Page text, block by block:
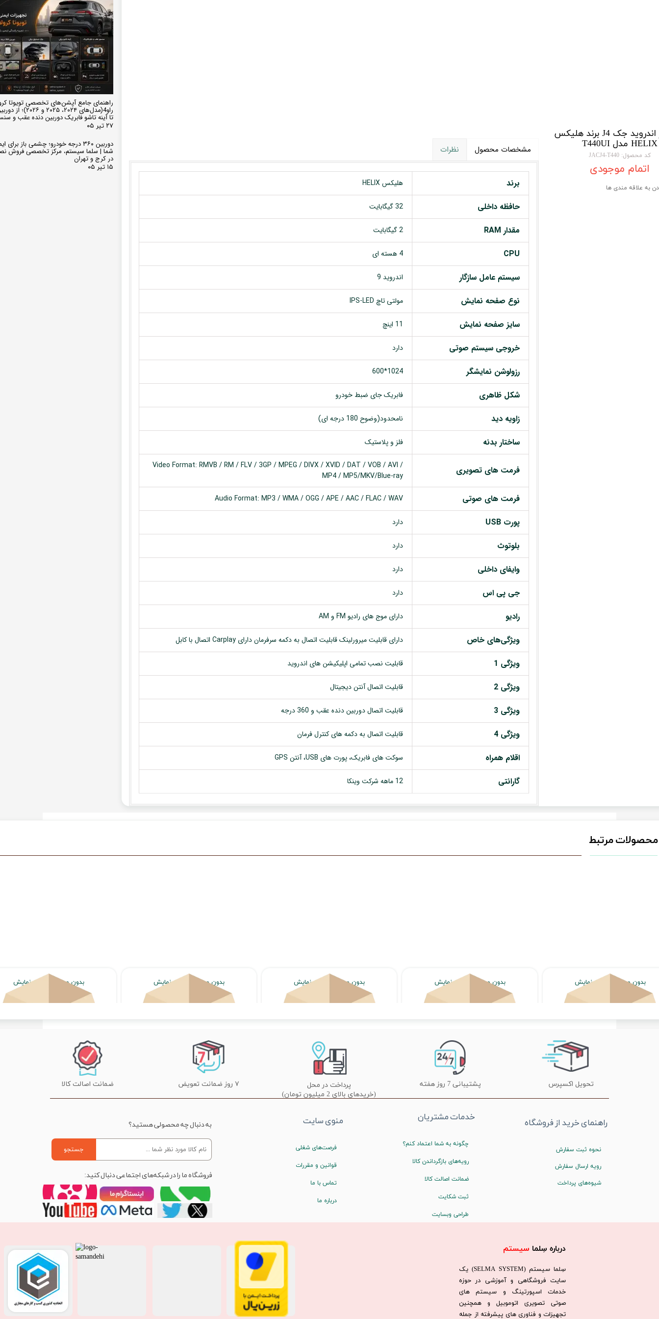
آمپلی فایر خودرو
مانیتور اندروید جک J4 برند هلیکس
HELIX مدل T440UI
کد محصول: JACJ4-T440
اتمام موجودی
به علاقه مندی ها
مشخصات محصول نظرات
برند هلیکس HELIX
حافظه داخلی 32 گیگابایت
مقدار RAM 2 گیگابایت
CPU 4 هسته ای
سیستم عامل سازگار اندروید 9
نوع صفحه نمایش مولتی تاچ IPS-LED
سایز صفحه نمایش 11 اینچ
خروجی سیستم صوتی دارد
رزولوشن نمایشگر 1024*600
شکل ظاهری فابریک جای ضبط خودرو
زاویه دید نامحدود(وضوح 180 درجه ای)
ساختار بدنه فلز و پلاستیک
فرمت های تصویری
Video Format: RMVB / RM / FLV / 3GP / MPEG / DIVX / XVID / DAT / VOB / AVI /
MP4 / MP5/MKV/Blue-ray
فرمت های صوتی Audio Format: MP3 / WMA / OGG / APE / AAC / FLAC / WAV
پورت USB دارد
بلوتوث دارد
وایفای داخلی دارد
جی پی اس دارد
رادیو دارای موج های رادیو FM و AM
ویژگی‌های خاص دارای قابلیت میرورلینک قابلیت اتصال به دکمه سرفرمان دارای Carplay اتصال با کابل
ویژگی 1 قابلیت نصب تمامی اپلیکیشن های اندروید
ویژگی 2 قابلیت اتصال آنتن دیجیتال
ویژگی 3 قابلیت اتصال دوربین دنده عقب و 360 درجه
ویژگی 4 قابلیت اتصال به دکمه های کنترل فرمان
اقلام همراه سوکت های فابریک، پورت های USB، آنتن GPS
گارانتی 12 ماهه شرکت وینکا
راهنمای جامع آپشن‌های تخصصی تویوتا
تا آینه تاشو فابریک دوربین دنده عقب و
۲۷ تیر ۰۵
دوربین ۳۶۰ درجه خودرو؛ چشمی باز
شما | سلما سیستم، مرکز تخصصی فروش
در کرج و تهران
۱۵ تیر ۰۵
محصولات مرتبط
بدون محصول جهت نمایش
بدون محصول جهت نمایش
بدون محصول جهت نمایش
بدون محصول جهت نمایش
بدون محصول جهت نمایش
درباره سِلما سیستم​​​​​​​
سِلما سيستم (SELMA SYSTEM) یک
سایت فروشگاهی و آموزشی در حوزه
خدمات اسپورتینگ و سیستم های
صوتی تصویری اتوموبیل و همچنین
تجهیزات و فناوری های پیشرفته از جمله
تحویل اکسپرس پشتیبانی 7 روز هفته
پرداخت در محل
(خریدهای بالای 2 میلیون تومان)
۷ روز ضمانت تعویض ضمانت اصالت کالا
راهنمای خرید از فروشگاه
نحوه ثبت سفارش
رویه ارسال سفارش
شیوه‌های پرداخت
خدمات مشتریان
چگونه به شما اعتماد کنم؟
رویه‌های بازگرداندن کالا
ضمانت اصالت کالا
ثبت شکایت
طراحی وبسایت
منوی سایت
فرصت‌های شغلی
قوانین و مقررات
تماس با ما
درباره ما
به دنبال چه محصولی هستید؟
جستجو
فروشگاه ما را در شبکه‌های اجتماعی دنبال کنید: